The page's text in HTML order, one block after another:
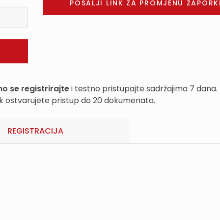
se registrirajtei testno pristupajte sadržajima 7 dana.
ostvarujete pristup do 20 dokumenata.
REGISTRACIJA